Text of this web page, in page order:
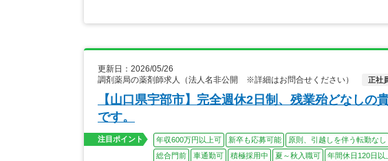
更新日：2026/05/26
調剤薬局の薬剤師求人（法人名非公開 ※詳細はお問合せください）
正社
【山口県宇部市】完全週休2日制、残業殆どなしの
です。
注目ポイント 年収600万円以上可 新卒も応募可能 原則、引越しを伴う転勤なし
総合門前
車通勤可 積極採用中 夏～秋入職可 年間休日120日以